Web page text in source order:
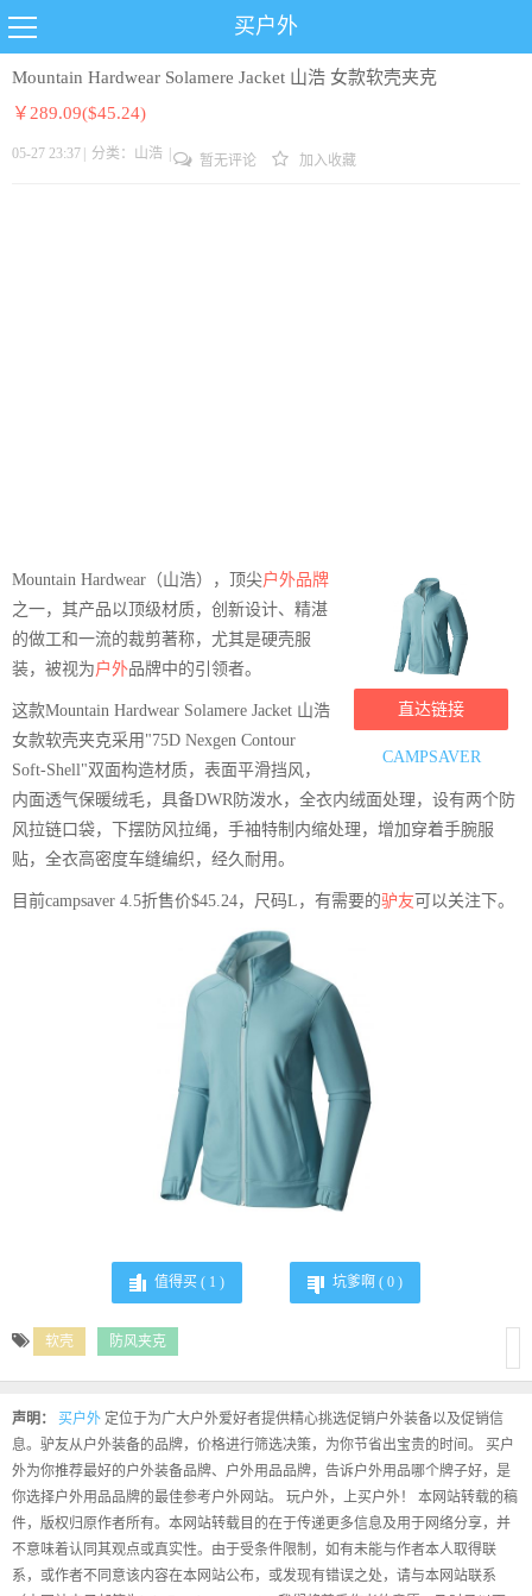
买户外
Mountain Hardwear Solamere Jacket 山浩 女款软壳夹克
￥289.09($45.24)
05-27 23:37 分类： 山浩 暂无评论 加入收藏
直达链接
CAMPSAVER
Mountain Hardwear（山浩），顶尖户外品牌
之一，其产品以顶级材质，创新设计、精湛
的做工和一流的裁剪著称，尤其是硬壳服
装，被视为户外品牌中的引领者。
这款Mountain Hardwear Solamere Jacket 山浩
女款软壳夹克采用"75D Nexgen Contour
Soft-Shell"双面构造材质，表面平滑挡风，
内面透气保暖绒毛，具备DWR防泼水，全衣内绒面处理，设有两个防
风拉链口袋，下摆防风拉绳，手袖特制内缩处理，增加穿着手腕服
贴，全衣高密度车缝编织，经久耐用。
目前campsaver 4.5折售价$45.24，尺码L，有需要的驴友 可以关注下。
值得买 ( 1 ) 坑爹啊 ( 0)
软壳 防风夹克
声明： 买户外 定位于为广大户外爱好者提供精心挑选促销户外装备以及促销信
息。驴友从户外装备的品牌，价格进行筛选决策，为你节省出宝贵的时间。 买户
外为你推荐最好的户外装备品牌、户外用品品牌，告诉户外用品哪个牌子好，是
你选择户外用品品牌的最佳参考户外网站。 玩户外，上买户外！ 本网站转载的稿
件，版权归原作者所有。本网站转载目的在于传递更多信息及用于网络分享，并
不意味着认同其观点或真实性。由于受条件限制，如有未能与作者本人取得联
系，或作者不同意该内容在本网站公布，或发现有错误之处，请与本网站联系